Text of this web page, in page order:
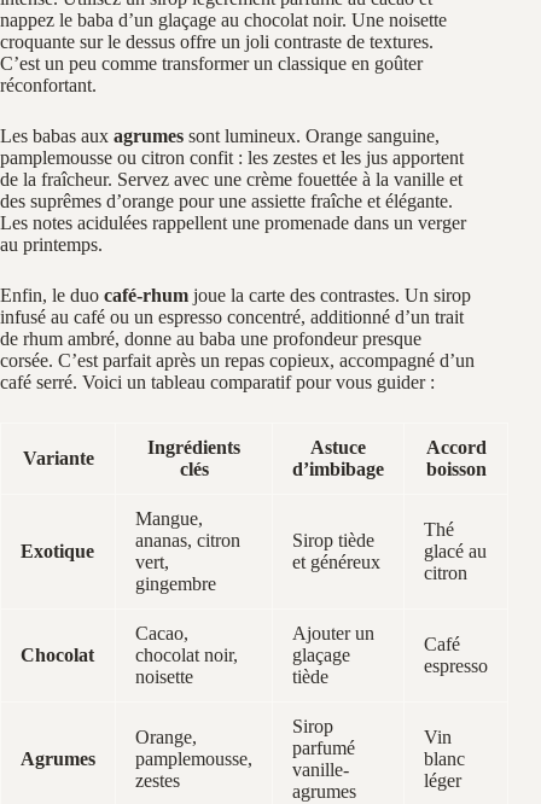
nappez le baba d’un glaçage au chocolat noir. Une noisette
croquante sur le dessus offre un joli contraste de textures.
C’est un peu comme transformer un classique en goûter
réconfortant.
Les babas aux agrumes sont lumineux. Orange sanguine,
pamplemousse ou citron confit : les zestes et les jus apportent
de la fraîcheur. Servez avec une crème fouettée à la vanille et
des suprêmes d’orange pour une assiette fraîche et élégante.
Les notes acidulées rappellent une promenade dans un verger
au printemps.
Enfin, le duo café-rhum joue la carte des contrastes. Un sirop
infusé au café ou un espresso concentré, additionné d’un trait
de rhum ambré, donne au baba une profondeur presque
corsée. C’est parfait après un repas copieux, accompagné d’un
café serré. Voici un tableau comparatif pour vous guider :
Variante
Ingrédients
clés
Astuce
d’imbibage
Accord
boisson
Exotique
Mangue,
ananas, citron
vert,
gingembre
Sirop tiède
et généreux
Thé
glacé au
citron
Chocolat
Cacao,
chocolat noir,
noisette
Ajouter un
glaçage
tiède
Café
espresso
Agrumes
Orange,
pamplemousse,
zestes
Sirop
parfumé
vanille-
agrumes
Vin
blanc
léger